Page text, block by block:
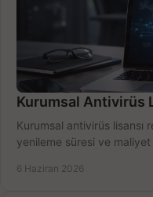
Kurumsal Antivirüs
Kurumsal antivirüs lisansı
yenileme süresi ve
6 Haziran 2026